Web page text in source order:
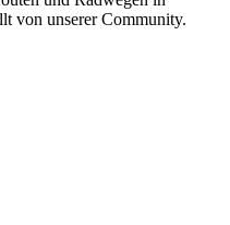
von unserer Community.